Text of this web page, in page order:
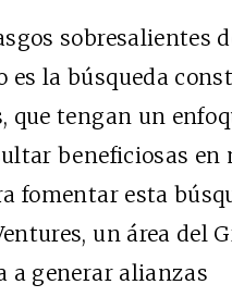
sobresalientes
es la búsqueda
que tengan un
beneficiosas en
fomentar esta
un área del
a generar alianzas